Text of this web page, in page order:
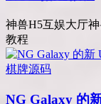
神兽H5互娱大厅
教程
棋牌源码
NG Galaxy 的